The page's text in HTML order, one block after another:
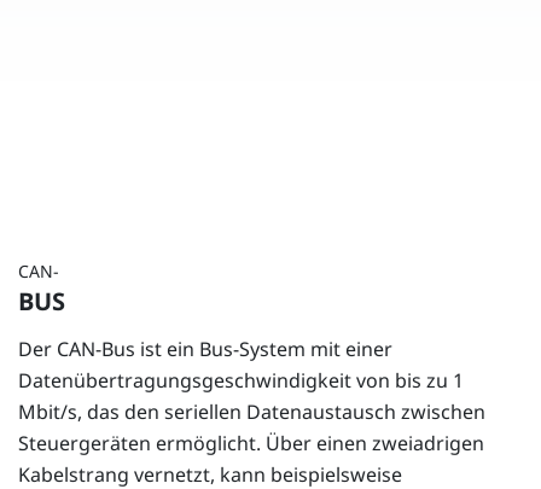
CAN-
BUS
Der CAN-Bus ist ein Bus-System mit einer
Datenübertragungsgeschwindigkeit von bis zu 1
Mbit/s, das den seriellen Datenaustausch zwischen
Steuergeräten ermöglicht. Über einen zweiadrigen
Kabelstrang vernetzt, kann beispielsweise